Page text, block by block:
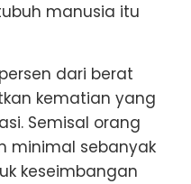
manusia itu
dari berat
kematian yang
Semisal orang
minimal sebanyak
keseimbangan